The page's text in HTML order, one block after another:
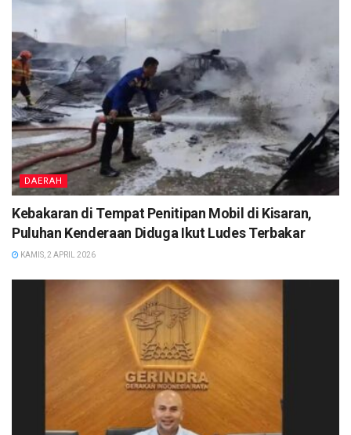
DAERAH
Kebakaran di Tempat Penitipan Mobil di Kisaran,
Puluhan Kenderaan Diduga Ikut Ludes Terbakar
KAMIS, 2 APRIL 2026